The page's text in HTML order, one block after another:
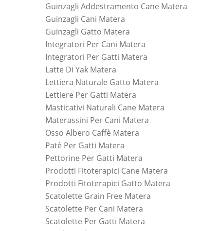
Guinzagli Addestramento Cane Matera
Guinzagli Cani Matera
Guinzagli Gatto Matera
Integratori Per Cani Matera
Integratori Per Gatti Matera
Latte Di Yak Matera
Lettiera Naturale Gatto Matera
Lettiere Per Gatti Matera
Masticativi Naturali Cane Matera
Materassini Per Cani Matera
Osso Albero Caffè Matera
Patè Per Gatti Matera
Pettorine Per Gatti Matera
Prodotti Fitoterapici Cane Matera
Prodotti Fitoterapici Gatto Matera
Scatolette Grain Free Matera
Scatolette Per Cani Matera
Scatolette Per Gatti Matera